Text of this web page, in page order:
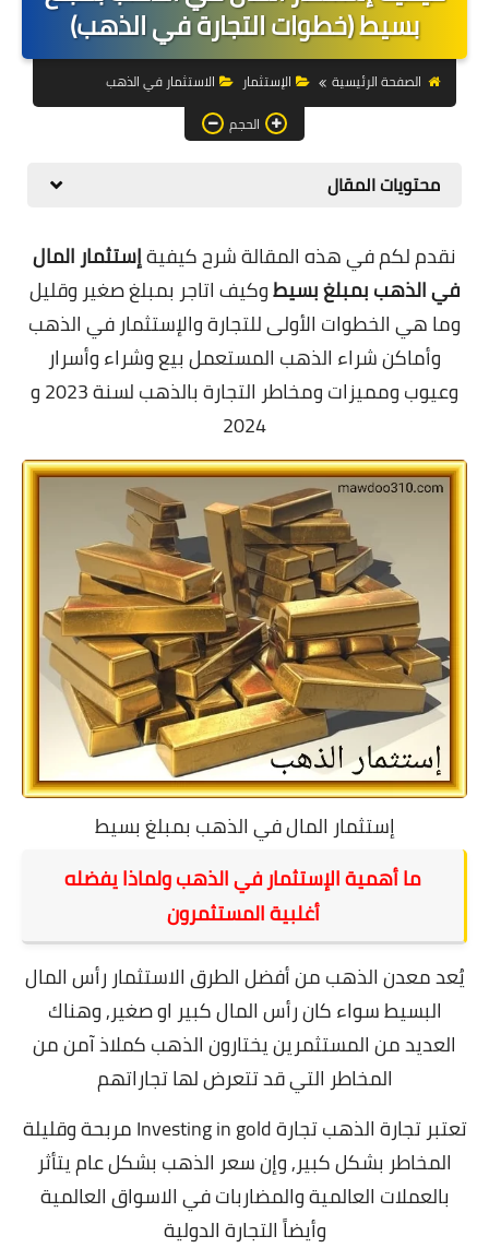
التجارة الالكترونية
التسويق
التداول
الهاتف
المواقع
زيادة متابعين
العملات المشفرة
الاستثمار
بسيط (خطوات التجارة في الذهب)
الصفحة الرئيسية الإستثمار
الاستثمار في الذهب
الحجم
محتويات المقال
نقدم لكم في هذه المقالة شرح كيفيةإستثمار المال
في الذهب بمبلغ بسيطوكيف اتاجر بمبلغ صغير وقليل
وما هي الخطوات الأولى للتجارة والإستثمار في الذهب
وأماكن شراء الذهب المستعمل بيع وشراء وأسرار
وعيوب ومميزات ومخاطر التجارة بالذهب لسنة 2023 و
2024
إستثمار المال في الذهب بمبلغ بسيط
ما أهمية الإستثمار في الذهب ولماذا يفضله
أغلبية المستثمرون
يُعد معدن الذهب من أفضل الطرق الاستثمار رأس المال
البسيط سواء كان رأس المال كبير او صغير, وهناك
العديد من المستثمرين يختارون الذهب كملاذ آمن من
المخاطر التي قد تتعرض لها تجاراتهم
تعتبر تجارة الذهب تجارة Investing in gold مربحة وقليلة
المخاطر بشكل كبير, وإنسعر الذهب بشكل عام يتأثر
بالعملات العالمية والمضاربات في الاسواق العالمية
وأيضاً التجارة الدولية